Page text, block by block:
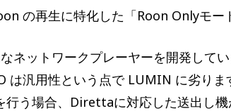
の再生に特化した「Roon Onlyモー
ネットワークプレーヤーを開発して
は汎用性という点で LUMIN に劣りま
行う場合、Direttaに対応した送出し機